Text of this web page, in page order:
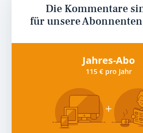
Die Kommentare
für unsere
Jahres-Abo
115 € pro Jahr